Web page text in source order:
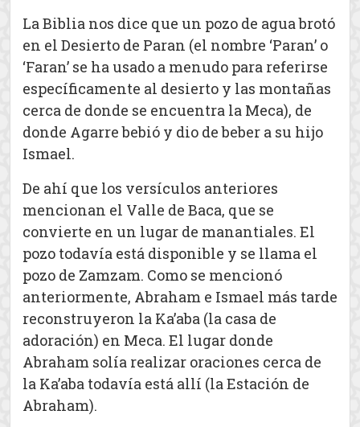
La Biblia nos dice que un pozo de agua brotó
en el Desierto de Paran (el nombre ‘Paran’ o
‘Faran’ se ha usado a menudo para referirse
específicamente al desierto y las montañas
cerca de donde se encuentra la Meca), de
donde Agarre bebió y dio de beber a su hijo
Ismael.
De ahí que los versículos anteriores
mencionan el Valle de Baca, que se
convierte en un lugar de manantiales. El
pozo todavía está disponible y se llama el
pozo de Zamzam. Como se mencionó
anteriormente, Abraham e Ismael más tarde
reconstruyeron la Ka’aba (la casa de
adoración) en Meca. El lugar donde
Abraham solía realizar oraciones cerca de
la Ka’aba todavía está allí (la Estación de
Abraham).